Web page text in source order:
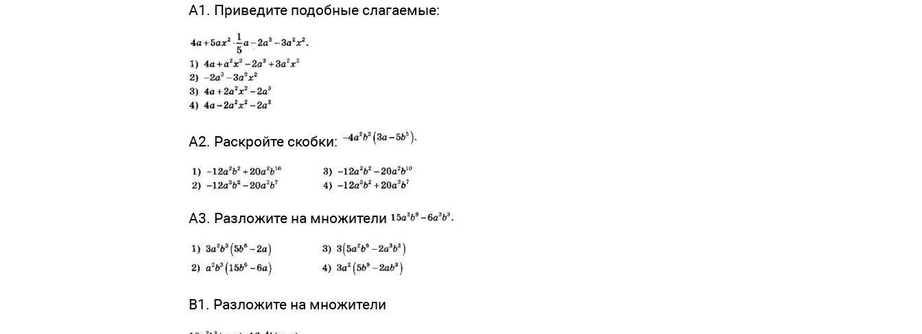
А1. Приведите подобные слагаемые:
А2. Раскройте скобки:
А3. Разложите на множители
B1. Разложите на множители